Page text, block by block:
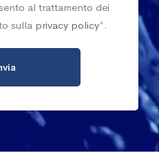
al trattamento dei
sulla privacy policy*.